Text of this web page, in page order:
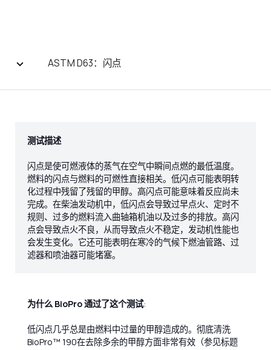
ASTM D63：闪点
测试描述
闪点是使可燃液体的蒸气在空气中瞬间点燃的最低温度。
燃料的闪点与燃料的可燃性直接相关。低闪点可能表明转
化过程中残留了残留的甲醇。高闪点可能意味着反应尚未
完成。在柴油发动机中，低闪点会导致过早点火、定时不
规则、过多的燃料流入曲轴箱机油以及过多的排放。高闪
点会导致点火不良，从而导致点火不稳定，发动机性能也
会发生变化。它还可能表明在寒冷的气候下燃油管路、过
滤器和喷油器可能堵塞。
为什么 BioPro 通过了这个测试:
低闪点几乎总是由燃料中过量的甲醇造成的。彻底清洗
BioPro™ 190在去除多余的甲醇方面非常有效（参见标题